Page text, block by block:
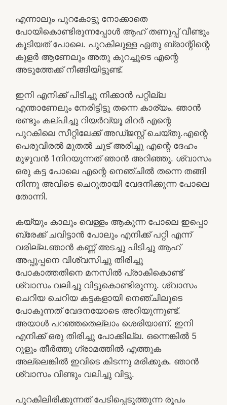
എന്നാലും പുറകോട്ടു നോക്കാതെ
പോയികൊണ്ടിരുന്നപ്പോൾ ആഹ് തണുപ്പ് വീണ്ടും
കൂടിയത് പോലെ. പുറകിലുള്ള ഏതു ബ്രാന്റിന്റെ
കൂളർ ആണേലും അതു കുറച്ചൂടെ എന്റെ
അടുത്തേക്ക് നീങ്ങിയിട്ടുണ്ട്.
ഇനി എനിക്ക് പിടിച്ചു നിക്കാൻ പറ്റില്ല
എന്താണേലും നേരിട്ടിട്ടു തന്നെ കാര്യം. ഞാൻ
രണ്ടും കല്പിച്ചു റിയർവ്യൂ മിറർ എന്റെ
പുറകിലെ സീറ്റിലേക്ക് അഡ്ജസ്റ്റ് ചെയ്തു.എന്റെ
പെരുവിരൽ മുതൽ ചൂട് അരിച്ചു എന്റെ ദേഹം
മുഴുവൻ 1നിറയുന്നത് ഞാൻ അറിഞ്ഞു. ശ്വാസം
ഒരു കട്ട പോലെ എന്റെ നെഞ്ചിൽ തന്നെ തങ്ങി
നിന്നു അവിടെ ചെറുതായി വേദനിക്കുന്ന പോലെ
തോന്നി.
കയ്യും കാലും വെള്ളം ആകുന്ന പോലെ ഇപ്പൊ
ബ്രേക്ക്‌ ചവിട്ടാൻ പോലും എനിക്ക് പറ്റി എന്ന്
വരില്ല.ഞാൻ കണ്ണ് അടച്ചു പിടിച്ചു ആഹ്
അപ്പൂപ്പനെ വിശ്വസിച്ചു തിരിച്ചു
പോകാത്തതിനെ മനസിൽ പ്രാകികൊണ്ട്
ശ്വാസം വലിച്ചു വിട്ടുകൊണ്ടിരുന്നു. ശ്വാസം
ചെറിയ ചെറിയ കട്ടകളായി നെഞ്ചിലൂടെ
പോകുന്നത് വേദനയോടെ അറിയുന്നുണ്ട്.
അയാൾ പറഞ്ഞതെല്ലാം ശെരിയാണ്. ഇനി
എനിക്ക് ഒരു തിരിച്ചു പോക്കില്ല. ഒന്നെങ്കിൽ 5
റൂളും തീർത്തു ഗ്രാമത്തിൽ എത്തുക
അല്ലെങ്കിൽ ഇവിടെ കിടന്നു മരിക്കുക. ഞാൻ
ശ്വാസം വീണ്ടും വലിച്ചു വിട്ടു.
പുറകിലിരിക്കുന്നത് പേടിപ്പെടുത്തുന്ന രൂപം